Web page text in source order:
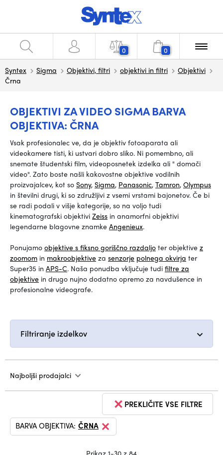
0 0
Syntex Sigma Objektivi, filtri objektivi in filtri
Objektivi
Črna
OBJEKTIVI ZA VIDEO SIGMA BARVA
OBJEKTIVA: ČRNA
Vsak profesionalec ve, da je objektiv fotoaparata ali
videokamere tisti, ki ustvari dobro sliko. Ni pomembno, ali
snemate študentski film, videoposnetek izdelka ali " domači
video". Zato boste našli kakovostne objektive vodilnih
proizvajalcev, kot so Sony, Sigma, Panasonic, Tamron, Olympus
in številni drugi, ki so združljivi z vsemi vrstami bajonetov. Če bi
se radi podali v višje kategorije, so na voljo tudi
kinematografski objektivi Zeiss in anamorfni objektivi
legendarne blagovne znamke Angenieux.
Ponujamo objektive s fiksno goriščno razdaljo ter objektive z
zoomom in makroobjektive za senzorje polnega okvirja ter
Super35 in APS-C. Naša ponudba vključuje tudi filtre za
objektive in drugo nujno dodatno opremo za navdušence in
profesionalne videografe.
Filtriranje izdelkov
Najboljši prodajalci
PREKLIČITE VSE FILTRE
BARVA OBJEKTIVA: ČRNA
Prikaz 1-30 z 84